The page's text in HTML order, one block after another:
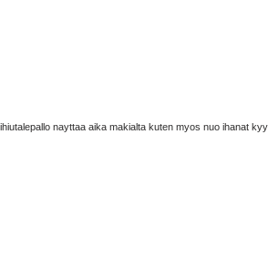
nayttaa aika makialta kuten myos nuo ihanat